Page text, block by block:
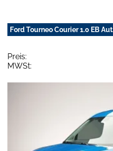
Ford Tourneo Courier 1.0 EB
Preis:
MWSt: